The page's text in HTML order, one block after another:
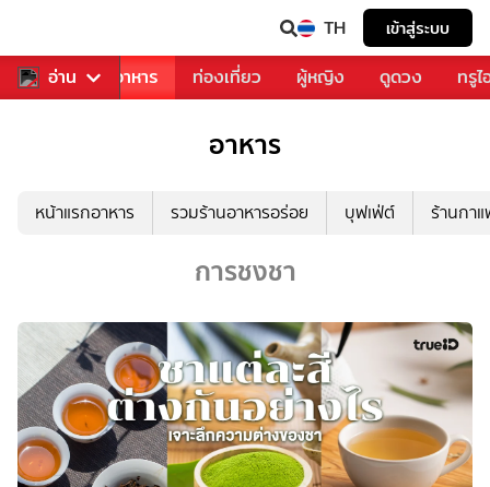
TH เข้าสู่ระบบ
อ่าน
การเพลง อาหาร ท่องเที่ยว ผู้หญิง ดูดวง ทรู
อาหาร
หน้าแรกอาหาร รวมร้านอาหารอร่อย บุฟเฟ่ต์ ร้านกา
การชงชา